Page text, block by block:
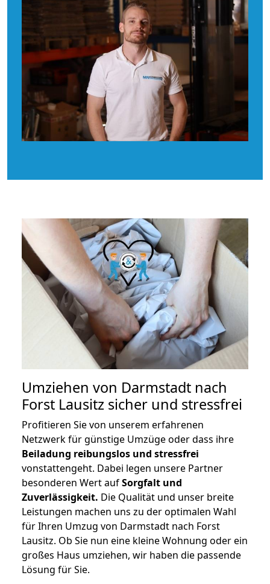
Umziehen von Darmstadt nach
Forst Lausitz sicher und stressfrei
Profitieren Sie von unserem erfahrenen
Netzwerk für günstige Umzüge oder dass ihre
Beiladung reibungslos und stressfrei
vonstattengeht. Dabei legen unsere Partner
besonderen Wert aufSorgfalt und
Zuverlässigkeit. Die Qualität und unser breite
Leistungen machen uns zu der optimalen Wahl
für Ihren Umzug von Darmstadt nach Forst
Lausitz. Ob Sie nun eine kleine Wohnung oder ein
großes Haus umziehen, wir haben die passende
Lösung für Sie.